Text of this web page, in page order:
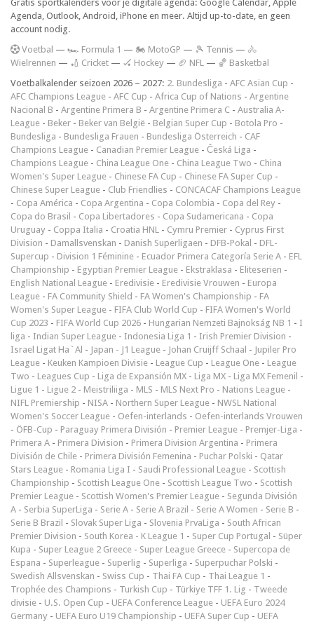
Gratis sportkalenders voor je digitale agenda: Google Calendar, Apple
Agenda, Outlook, Android, iPhone en meer. Altijd up-to-date, en geen
account nodig.
Voetbal — 🏎️ Formula 1 — 🏍 MotoGP — 🎾 Tennis — 🚴
Wielrennen — 🏏 Cricket — 🏑 Hockey — 🏈 NFL — 🏀 Basketbal
Voetbalkalender seizoen 2026 – 2027: 2. Bundesliga - AFC Asian Cup -
AFC Champions League - AFC Cup - Africa Cup of Nations - Argentine
Nacional B - Argentine Primera B - Argentine Primera C - Australia A-
League - Beker - Beker van België - Belgian Super Cup - Botola Pro -
Bundesliga - Bundesliga Frauen - Bundesliga Österreich - CAF
Champions League - Canadian Premier League - Česká Liga -
Champions League - China League One - China League Two - China
Women's Super League - Chinese FA Cup - Chinese FA Super Cup -
Chinese Super League - Club Friendlies - CONCACAF Champions League
- Copa América - Copa Argentina - Copa Colombia - Copa del Rey -
Copa do Brasil - Copa Libertadores - Copa Sudamericana - Copa
Uruguay - Coppa Italia - Croatia HNL - Cymru Premier - Cyprus First
Division - Damallsvenskan - Danish Superligaen - DFB-Pokal - DFL-
Supercup - Division 1 Féminine - Ecuador Primera Categoría Serie A - EFL
Championship - Egyptian Premier League - Ekstraklasa - Eliteserien -
English National League - Eredivisie - Eredivisie Vrouwen - Europa
League - FA Community Shield - FA Women's Championship - FA
Women's Super League - FIFA Club World Cup - FIFA Women's World
Cup 2023 - FIFA World Cup 2026 - Hungarian Nemzeti Bajnokság NB 1 - I
liga - Indian Super League - Indonesia Liga 1 - Irish Premier Division -
Israel Ligat Ha`Al - Japan - J1 League - Johan Cruijff Schaal - Jupiler Pro
League - Keuken Kampioen Divisie - League Cup - League One - League
Two - Leagues Cup - Liga de Expansión MX - Liga MX - Liga MX Femenil -
Ligue 1 - Ligue 2 - Meistriliiga - MLS - MLS Next Pro - Nations League -
NIFL Premiership - NISA - Northern Super League - NWSL National
Women's Soccer League - Oefen-interlands - Oefen-interlands Vrouwen
- ÖFB-Cup - Paraguay Primera División - Premier League - Premjer-Liga -
Primera A - Primera Division - Primera Division Argentina - Primera
División de Chile - Primera División Femenina - Puchar Polski - Qatar
Stars League - Romania Liga I - Saudi Professional League - Scottish
Championship - Scottish League One - Scottish League Two - Scottish
Premier League - Scottish Women's Premier League - Segunda División
A - Serbia SuperLiga - Serie A - Serie A Brazil - Serie A Women - Serie B -
Serie B Brazil - Slovak Super Liga - Slovenia PrvaLiga - South African
Premier Division - South Korea - K League 1 - Super Cup Portugal - Süper
Kupa - Super League 2 Greece - Super League Greece - Supercopa de
Espana - Superleague - Superlig - Superliga - Superpuchar Polski -
Swedish Allsvenskan - Swiss Cup - Thai FA Cup - Thai League 1 -
Trophée des Champions - Turkish Cup - Türkiye TFF 1. Lig - Tweede
divisie - U.S. Open Cup - UEFA Conference League - UEFA Euro 2024
Germany - UEFA Euro U19 Championship - UEFA Super Cup - UEFA